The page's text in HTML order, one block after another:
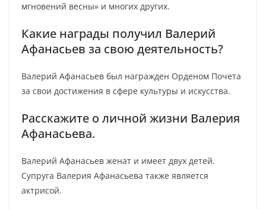
мгновений весны» и многих других.
Какие награды получил Валерий
Афанасьев за свою деятельность?
Валерий Афанасьев был награжден Орденом Почета
за свои достижения в сфере культуры и искусства.
Расскажите о личной жизни Валерия
Афанасьева.
Валерий Афанасьев женат и имеет двух детей.
Супруга Валерия Афанасьева также является
актрисой.